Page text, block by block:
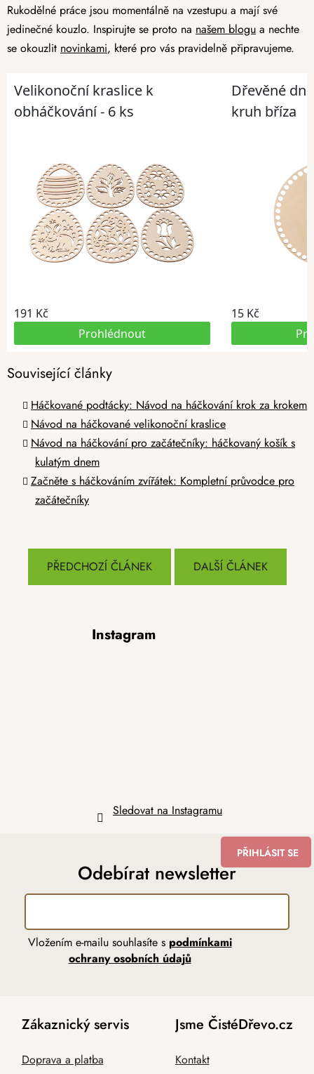
Rukodělné práce jsou momentálně na vzestupu a mají své
jedinečné kouzlo. Inspirujte se proto na našem blogu a nechte
se okouzlit novinkami, které pro vás pravidelně připravujeme.
Související články
Háčkované podtácky: Návod na háčkování krok za krokem
Návod na háčkované velikonoční kraslice
Návod na háčkování pro začátečníky: háčkovaný košík s
kulatým dnem
Začněte s háčkováním zvířátek: Kompletní průvodce pro
začátečníky
PŘEDCHOZÍ ČLÁNEK DALŠÍ ČLÁNEK
Instagram
Sledovat na Instagramu
Odebírat newsletter
Vložením e-mailu souhlasíte s podmínkami
ochrany osobních údajů
PŘIHLÁSIT SE
Zákaznický servis
Doprava a platba
Jsme ČistéDřevo.cz
Kontakt